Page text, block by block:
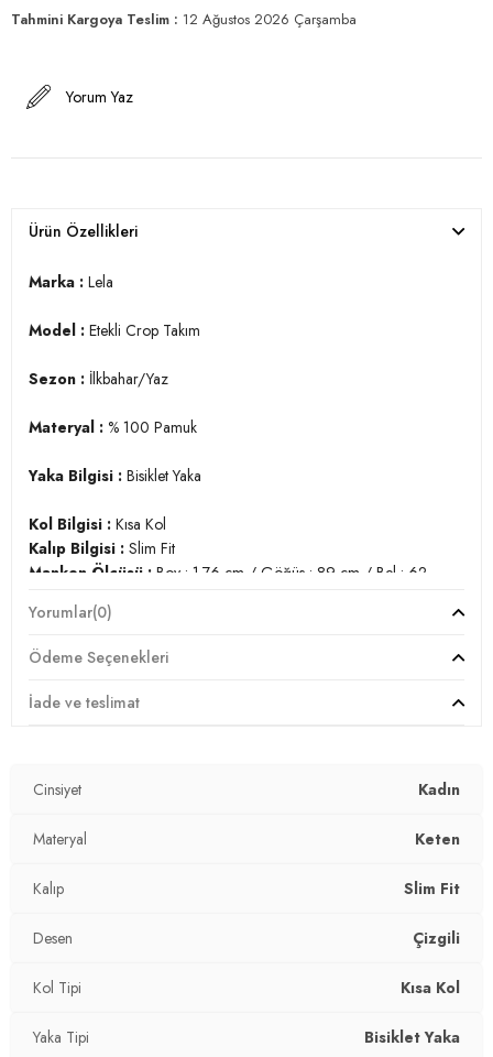
Tahmini Kargoya Teslim : 12 Ağustos 2026 Çarşamba
Yorum Yaz
Ürün Özellikleri
Marka : Lela
Model : Etekli Crop Takım
Sezon : İlkbahar/Yaz
Materyal : % 100 Pamuk
Yaka Bilgisi : Bisiklet Yaka
Kol Bilgisi : Kısa Kol
Kalıp Bilgisi : Slim Fit
Manken Ölçüsü : Boy : 1.76 cm / Göğüs : 89 cm / Bel : 62
Üretim Yeri :
2DY5865717.389
Yorumlar(0)
Ödeme Seçenekleri
İade ve teslimat
Cinsiyet Kadın
Materyal Keten
Kalıp Slim Fit
Desen Çizgili
Kol Tipi Kısa Kol
Yaka Tipi Bisiklet Yaka